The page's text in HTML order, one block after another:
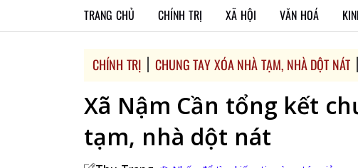
TRANG CHỦ CHÍNH TRỊ XÃ HỘI VĂN HOÁ
CHÍNH TRỊ CHUNG TAY XÓA NHÀ TẠM, NHÀ DỘT NÁT
Xã Nậm Cần tổng kết
tạm, nhà dột nát